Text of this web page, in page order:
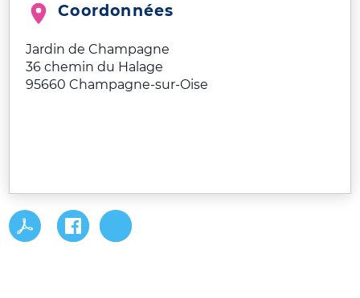
Coordonnées
Jardin de Champagne
36 chemin du Halage
95660 Champagne-sur-Oise